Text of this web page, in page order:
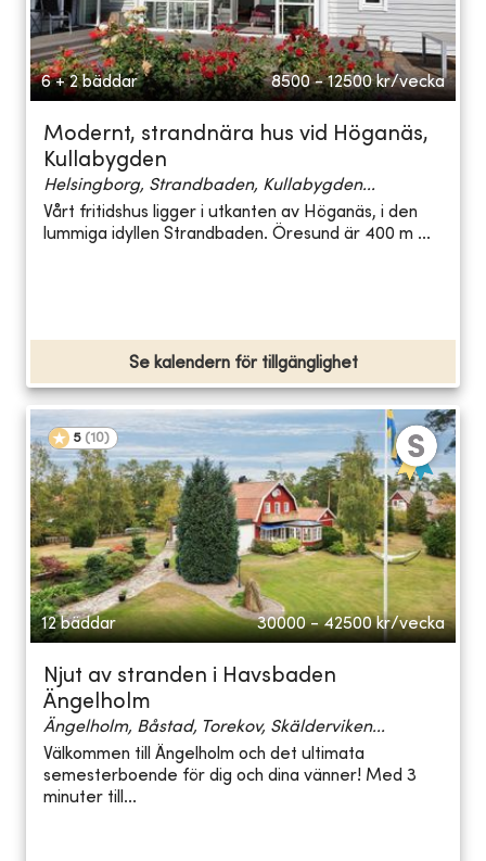
6 + 2 bäddar 8500 - 12500 kr/vecka
Modernt, strandnära hus vid Höganäs,
Kullabygden
Helsingborg, Strandbaden, Kullabygden...
Vårt fritidshus ligger i utkanten av Höganäs, i den
lummiga idyllen Strandbaden. Öresund är 400 m ...
Se kalendern för tillgänglighet
5 (10)
12 bäddar 30000 - 42500 kr/vecka
Njut av stranden i Havsbaden
Ängelholm
Ängelholm, Båstad, Torekov, Skälderviken...
Välkommen till Ängelholm och det ultimata
semesterboende för dig och dina vänner! Med 3
minuter till...